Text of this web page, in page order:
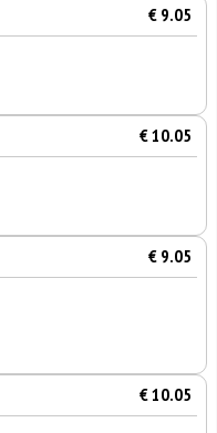
€ 9.05
€ 10.05
€ 9.05
€ 10.05